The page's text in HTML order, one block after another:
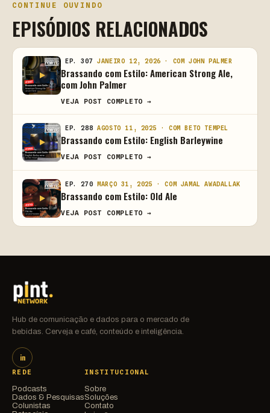
CONTINUE OUVINDO
EPISÓDIOS RELACIONADOS
EP. 307 JANEIRO 12, 2026 · COM JOHN PALMER
Brassando com Estilo: American Strong Ale,
com John Palmer
VEJA POST COMPLETO →
EP. 288 AGOSTO 11, 2025 · COM BETO TEMPEL
Brassando com Estilo: English Barleywine
VEJA POST COMPLETO →
EP. 270 MARÇO 31, 2025 · COM JAMAL AWADALLAK
Brassando com Estilo: Old Ale
VEJA POST COMPLETO →
Hub de comunicação e dados para o mercado de
bebidas. Cerveja e café, conteúdo e inteligência.
in
REDE
Podcasts
Dados & Pesquisas
Colunistas
INSTITUCIONAL
Sobre
Soluções
Contato